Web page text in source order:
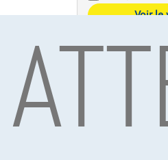
Voir le